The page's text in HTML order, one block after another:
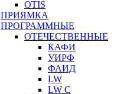
OTIS
ПРИЯМКА
ПРОГРАММНЫЕ
ОТЕЧЕСТВЕННЫЕ
КАФИ
УИРФ
ФАИД
LW
LW C